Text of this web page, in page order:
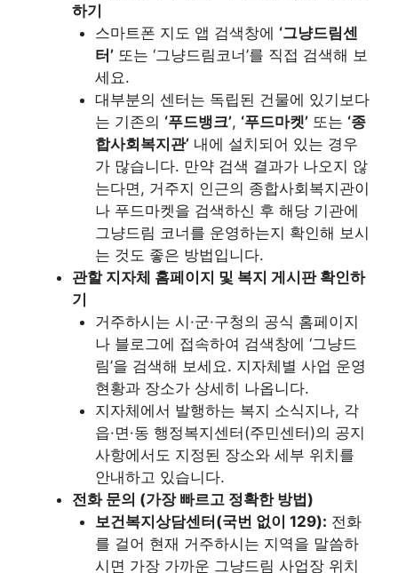
하기
스마트폰 지도 앱 검색창에 ‘그냥드림센
터’또는 ‘그냥드림코너’를 직접 검색해 보
세요.
대부분의 센터는 독립된 건물에 있기보다
는 기존의 ‘푸드뱅크’, ‘푸드마켓’또는 ‘종
합사회복지관’내에 설치되어 있는 경우
가 많습니다. 만약 검색 결과가 나오지 않
는다면, 거주지 인근의 종합사회복지관이
나 푸드마켓을 검색하신 후 해당 기관에
그냥드림 코너를 운영하는지 확인해 보시
는 것도 좋은 방법입니다.
관할 지자체 홈페이지 및 복지 게시판 확인하
기
거주하시는 시·군·구청의 공식 홈페이지
나 블로그에 접속하여 검색창에 ‘그냥드
림’을 검색해 보세요. 지자체별 사업 운영
현황과 장소가 상세히 나옵니다.
지자체에서 발행하는 복지 소식지나, 각
읍·면·동 행정복지센터(주민센터)의 공지
사항에서도 지정된 장소와 세부 위치를
안내하고 있습니다.
전화 문의 (가장 빠르고 정확한 방법)
보건복지상담센터(국번 없이 129): 전화
를 걸어 현재 거주하시는 지역을 말씀하
시면 가장 가까운 그냥드림 사업장 위치